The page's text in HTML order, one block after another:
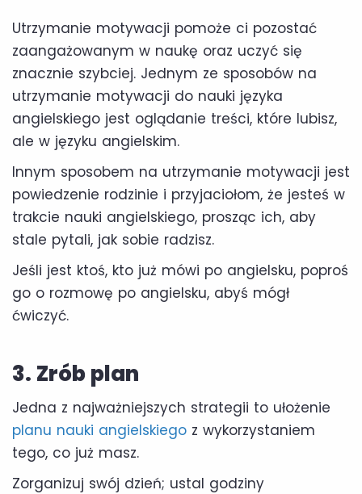
Utrzymanie motywacji pomoże ci pozostać
zaangażowanym w naukę oraz uczyć się
znacznie szybciej. Jednym ze sposobów na
utrzymanie motywacji do nauki języka
angielskiego jest oglądanie treści, które lubisz,
ale w języku angielskim.
Innym sposobem na utrzymanie motywacji jest
powiedzenie rodzinie i przyjaciołom, że jesteś w
trakcie nauki angielskiego, prosząc ich, aby
stale pytali, jak sobie radzisz.
Jeśli jest ktoś, kto już mówi po angielsku, poproś
go o rozmowę po angielsku, abyś mógł
ćwiczyć.
3. Zrób plan
Jedna z najważniejszych strategii to ułożenie
planu nauki angielskiego z wykorzystaniem
tego, co już masz.
Zorganizuj swój dzień; ustal godziny